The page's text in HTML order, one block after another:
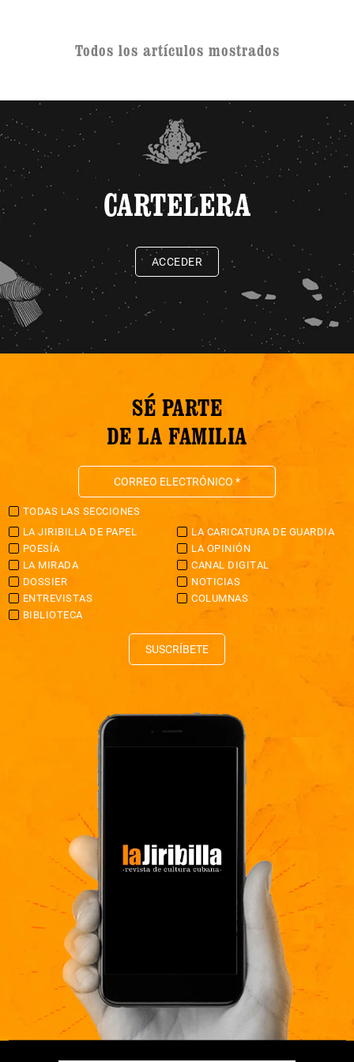
Todos los artículos mostrados
CARTELERA
ACCEDER
SÉ PARTE
DE LA FAMILIA
TODAS LAS SECCIONES
LA JIRIBILLA DE PAPEL
LA CARICATURA DE GUARDIA
POESÍA
LA OPINIÓN
LA MIRADA
CANAL DIGITAL
DOSSIER
NOTICIAS
ENTREVISTAS
COLUMNAS
BIBLIOTECA
SUSCRÍBETE